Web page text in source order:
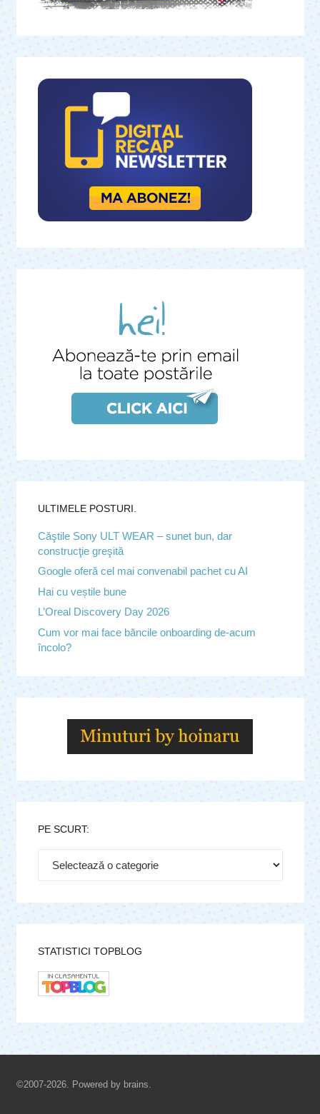
ULTIMELE POSTURI.
Căştile Sony ULT WEAR – sunet bun, dar
construcţie greşită
Google oferă cel mai convenabil pachet cu AI
Hai cu veștile bune
L’Oreal Discovery Day 2026
Cum vor mai face băncile onboarding de-acum
încolo?
PE SCURT:
STATISTICI TOPBLOG
©2007-2026. Powered by brains.